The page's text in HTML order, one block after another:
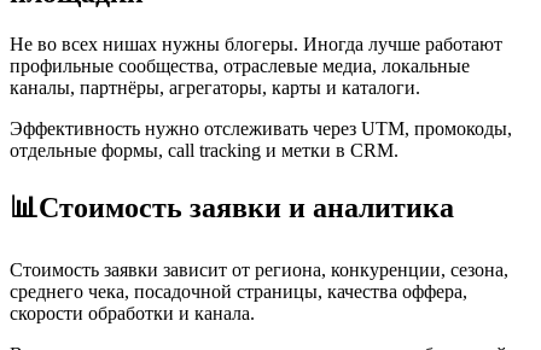
Не во всех нишах нужны блогеры. Иногда лучше работают
профильные сообщества, отраслевые медиа, локальные
каналы, партнёры, агрегаторы, карты и каталоги.
Эффективность нужно отслеживать через UTM, промокоды,
отдельные формы, call tracking и метки в CRM.
📊Стоимость заявки и аналитика
Стоимость заявки зависит от региона, конкуренции, сезона,
среднего чека, посадочной страницы, качества оффера,
скорости обработки и канала.